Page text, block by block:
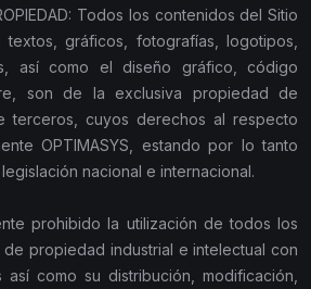
Todos los contenidos del Sitio
gráficos, fotografías, logotipos,
así como el diseño gráfico, código
son de la exclusiva propiedad de
terceros, cuyos derechos al respecto
OPTIMASYS, estando por lo tanto
nacional e internacional.
prohibido la utilización de todos los
propiedad industrial e intelectual con
así como su distribución, modificación,